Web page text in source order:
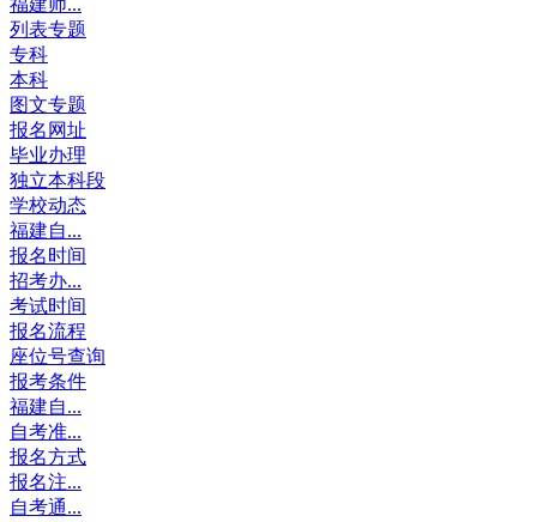
福建师...
列表专题
专科
本科
图文专题
报名网址
毕业办理
独立本科段
学校动态
福建自...
报名时间
招考办...
考试时间
报名流程
座位号查询
报考条件
福建自...
自考准...
报名方式
报名注...
自考通...